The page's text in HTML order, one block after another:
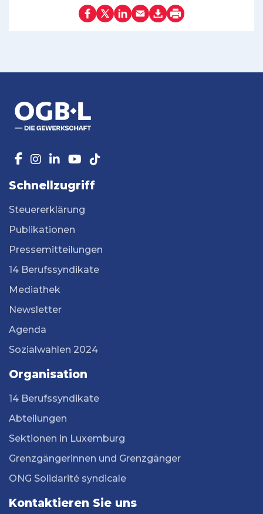
Schnellzugriff
Steuererklärung
Publikationen
Pressemitteilungen
14 Berufssyndikate
Mediathek
Newsletter
Agenda
Sozialwahlen 2024
Organisation
14 Berufssyndikate
Abteilungen
Sektionen in Luxemburg
Grenzgängerinnen und Grenzgänger
ONG Solidarité syndicale
Kontaktieren Sie uns